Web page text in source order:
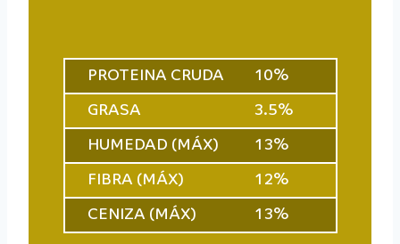
PROTEINA CRUDA 10%
GRASA 3.5%
HUMEDAD (MÁX) 13%
FIBRA (MÁX) 12%
CENIZA (MÁX) 13%